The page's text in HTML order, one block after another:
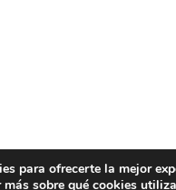
para ofrecerte la mejor
más sobre qué cookies